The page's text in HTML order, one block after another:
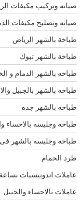
صيانه وتركيب مكيفات
صيانه وتصليح مكيفات
طباخة بالشهر الرياض
طباخة بالشهر تبوك
طباخه بالشهر الدمام و
طباخه بالشهر بالجبيل
طباخه بالشهر جده
طباخه وجليسه بالاحساء
طباخه وجليسه بالشهر
طرد الحمام
عاملات اندونيسيات
عاملات بالاحساء والجبيل